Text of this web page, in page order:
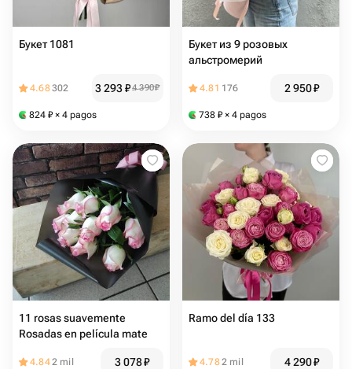
Букет 1081
4.68302 3 293₽4 390₽
824 ₽ × 4 pagos
Букет из 9 розовых
альстромерий
4.81 176 2 950₽
738 ₽ × 4 pagos
11 rosas suavemente
Rosadas en película mate
4.842 mil 3 078₽
Ramo del día 133
4.782 mil 4 290₽